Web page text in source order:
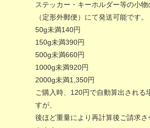
ステッカー・キーホルダー等の小物
（定形外郵便）にて発送可能です。
50g未満140円
150g未満390円
500g未満660円
1000g未満920円
2000g未満1,350円
ご購入時、120円で自動算出される
すが、
後ほど重量により再計算後ご請求